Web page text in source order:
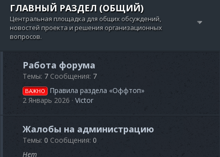
ГЛАВНЫЙ РАЗДЕЛ (ОБЩИЙ)
Центральная площадка для общих обсуждений,
новостей проекта и решения организационных
вопросов.
Работа форума
Темы 7 Сообщения 7
ВАЖНО
Правила раздела «Оффтоп»
2 Январь 2026
Victor
Жалобы на администрацию
Темы 0 Сообщения 0
Нет